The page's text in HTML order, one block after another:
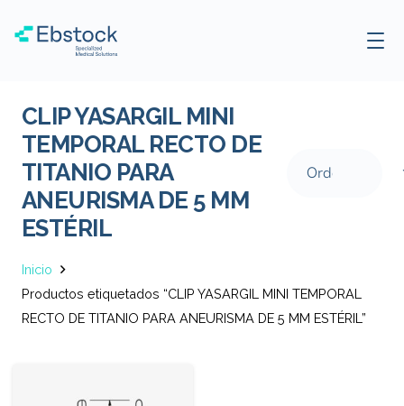
CLIP YASARGIL MINI
TEMPORAL RECTO DE
TITANIO PARA
ANEURISMA DE 5 MM
ESTÉRIL
Inicio
Productos etiquetados “CLIP YASARGIL MINI TEMPORAL
RECTO DE TITANIO PARA ANEURISMA DE 5 MM ESTÉRIL”